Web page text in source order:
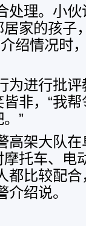
处理。小
家的孩子
绍情况时
为进行批
非，“我
”
高架大队
托车、电
都比较配
绍说。